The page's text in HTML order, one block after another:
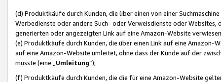
(d) Produktkäufe durch Kunden, die über einen von einer
Werbedienste oder andere Such- oder Verweisdienste oder Websites,
generierten oder angezeigten Link auf eine Amazon-Website
(e) Produktkäufe durch Kunden, die über einen Link auf eine
auf eine Amazon-Website umleitet, ohne dass der Kunde auf der
müsste (eine „ Umleitung“);
(f) Produktkäufe durch Kunden, die die für eine Amazon-Website